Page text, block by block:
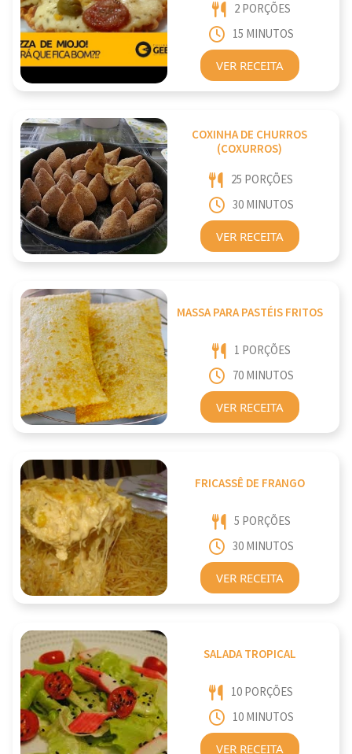
2 PORÇÕES
15 MINUTOS
VER RECEITA
COXINHA DE CHURROS
(COXURROS)
25 PORÇÕES
30 MINUTOS
VER RECEITA
MASSA PARA PASTÉIS FRITOS
1 PORÇÕES
70 MINUTOS
VER RECEITA
FRICASSÊ DE FRANGO
5 PORÇÕES
30 MINUTOS
VER RECEITA
SALADA TROPICAL
10 PORÇÕES
10 MINUTOS
VER RECEITA